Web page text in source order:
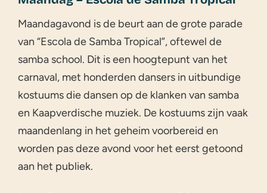
Maandagavond is de beurt aan de grote parade
van “Escola de Samba Tropical”, oftewel de
samba school. Dit is een hoogtepunt van het
carnaval, met honderden dansers in uitbundige
kostuums die dansen op de klanken van samba
en Kaapverdische muziek. De kostuums zijn vaak
maandenlang in het geheim voorbereid en
worden pas deze avond voor het eerst getoond
aan het publiek.